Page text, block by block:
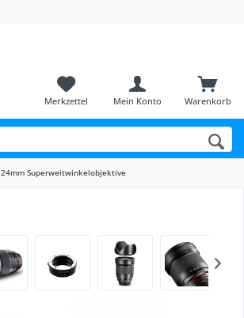
Warenkorb
Merkzettel Mein Konto
24mm Superweitwinkelobjektive